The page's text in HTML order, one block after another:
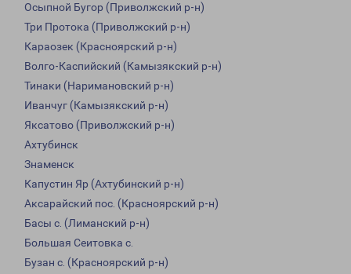
Осыпной Бугор (Приволжский р-н)
Три Протока (Приволжский р-н)
Караозек (Красноярский р-н)
Волго-Каспийский (Камызякский р-н)
Тинаки (Наримановский р-н)
Иванчуг (Камызякский р-н)
Яксатово (Приволжский р-н)
Ахтубинск
Знаменск
Капустин Яр (Ахтубинский р-н)
Аксарайский пос. (Красноярский р-н)
Басы с. (Лиманский р-н)
Большая Сеитовка с.
Бузан с. (Красноярский р-н)